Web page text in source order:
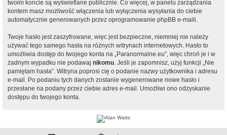
twoim koncie są wyświetlane publicznie. Co więcej, w panelu zarządzania
kontem masz możliwość włączenia lub wyłączenia wysyłania do ciebie
automatycznie generowanych przez oprogramowanie phpBB e-maili.
Twoje hasło jest zaszyfrowane, więc jest bezpieczne, niemniej nie należy
używać tego samego hasła na różnych witrynach internetowych. Hasło to
umożliwia dostęp do twojego konta na „Paranormalne.eu”, więc chroń je i w
żadnym wypadku nie podawaj nikomu. Jeśli je zapomnisz, użyj funkcji „Nie
pamiętam hasła”. Witryna poprosi cię o podanie nazwy użytkownika i adresu
e-mail. Po podaniu tych danych zostanie wygenerowane nowe hasło i
przesłane na podany przez ciebie adres e-mail. Umożliwi ono odzyskanie
dostępu do twojego konta.